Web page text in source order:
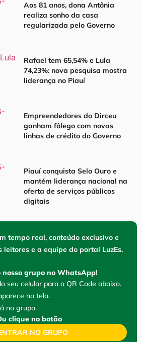
Aos 81 anos, dona Antônia
realiza sonho da casa
regularizada pelo Governo
Rafael tem 65,54% e Lula
74,23%: nova pesquisa mostra
liderança no Piauí
Empreendedores do Dirceu
ganham fôlego com novas
linhas de crédito do Governo
Piauí conquista Selo Ouro e
mantém liderança nacional na
oferta de serviços públicos
digitais
tempo real, conteúdo exclusivo e
leitores e a equipe do portal LuzEs.
nosso grupo no WhatsApp!
seu celular para o QR Code abaixo.
na tela.
no grupo.
clique no botão
NO GRUPO